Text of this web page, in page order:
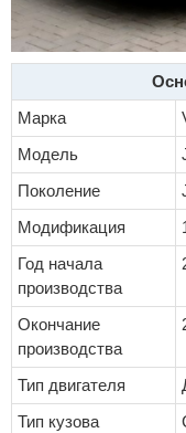
Марка
Модель
Поколение
Модификация
Год начала
производства
Окончание
производства
Тип двигателя
Тип кузова